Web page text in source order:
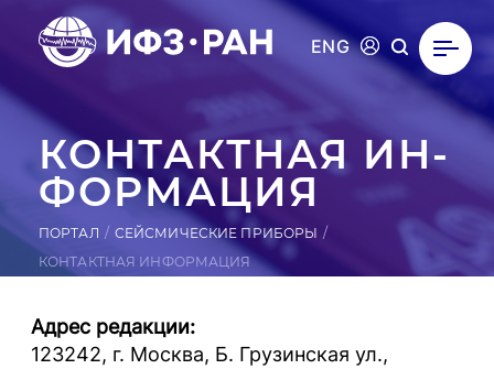
ENG
КОН­ТАК­ТНАЯ ИН­
ФОРМА­ЦИЯ
ПОРТАЛ
СЕЙСМИЧЕСКИЕ ПРИБОРЫ
КОНТАКТНАЯ ИНФОРМАЦИЯ
Адрес редакции:
123242, г. Москва, Б. Грузинская ул.,